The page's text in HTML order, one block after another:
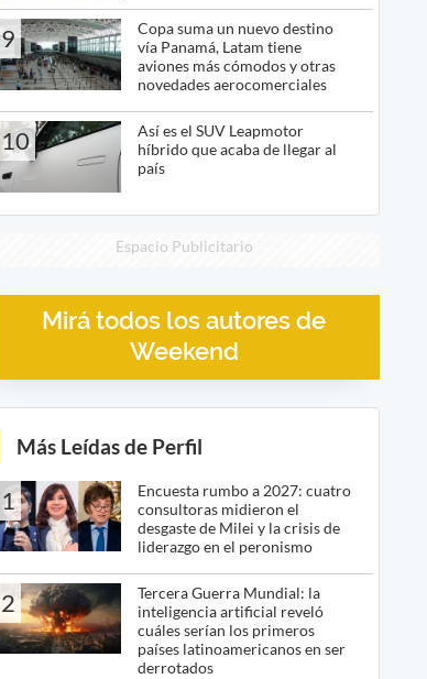
9
Copa suma un nuevo destino
vía Panamá, Latam tiene
aviones más cómodos y otras
novedades aerocomerciales
10
Así es el SUV Leapmotor
híbrido que acaba de llegar al
país
Espacio Publicitario
Mirá todos los autores de
Weekend
Más Leídas de Perfil
1
Encuesta rumbo a 2027: cuatro
consultoras midieron el
desgaste de Milei y la crisis de
liderazgo en el peronismo
2
Tercera Guerra Mundial: la
inteligencia artificial reveló
cuáles serían los primeros
países latinoamericanos en ser
derrotados